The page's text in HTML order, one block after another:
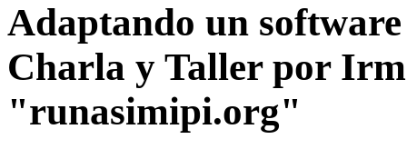
Adaptando un
Charla y Taller por
"runasimipi.org"